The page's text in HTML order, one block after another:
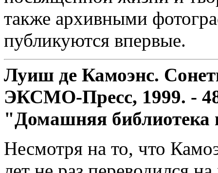
также архивными
публикуются впервые.
Луиш де Камоэнс.
ЭКСМО-Пресс, 1999. -
"Домашняя библиотека
Несмотря на то, что